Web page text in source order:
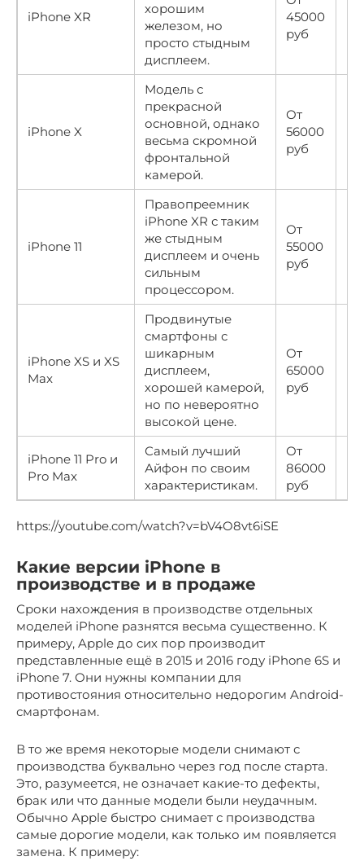
iPhone XR
хорошим
железом, но
просто стыдным
дисплеем.
45000
руб
iPhone X
Модель с
прекрасной
основной, однако
весьма скромной
фронтальной
камерой.
От
56000
руб
iPhone 11
Правопреемник
iPhone XR с таким
же стыдным
дисплеем и очень
сильным
процессором.
От
55000
руб
iPhone XS и XS
Max
Продвинутые
смартфоны с
шикарным
дисплеем,
хорошей камерой,
но по невероятно
высокой цене.
От
65000
руб
iPhone 11 Pro и
Pro Max
Самый лучший
Айфон по своим
характеристикам.
От
86000
руб
https://youtube.com/watch?v=bV4O8vt6iSE
Какие версии iPhone в
производстве и в продаже
Сроки нахождения в производстве отдельных
моделей iPhone разнятся весьма существенно. К
примеру, Apple до сих пор производит
представленные ещё в 2015 и 2016 году iPhone 6S и
iPhone 7. Они нужны компании для
противостояния относительно недорогим Android-
смартфонам.
В то же время некоторые модели снимают с
производства буквально через год после старта.
Это, разумеется, не означает какие-то дефекты,
брак или что данные модели были неудачным.
Обычно Apple быстро снимает с производства
самые дорогие модели, как только им появляется
замена. К примеру: